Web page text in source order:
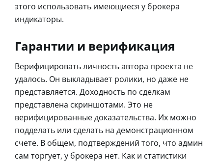
этого использовать имеющиеся у брокера
индикаторы.
Гарантии и верификация
Верифицировать личность автора проекта не
удалось. Он выкладывает ролики, но даже не
представляется. Доходность по сделкам
представлена скриншотами. Это не
верифицированные доказательства. Их можно
подделать или сделать на демонстрационном
счете. В общем, подтверждений того, что админ
сам торгует, у брокера нет. Как и статистики